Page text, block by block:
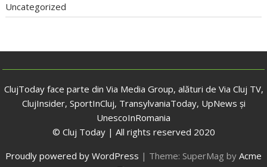
Uncategorized
ClujToday face parte din Via Media Group, alături de Via Cluj TV,
ClujInsider, SportInCluj, TransylvaniaToday, UpNews și
UnescoInRomania
© Cluj Today | All rights reserved 2020
Proudly powered by WordPress | Theme: SuperMag by Acme